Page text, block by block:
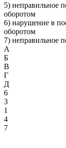
5) неправильное
оборотом
6) нарушение в
оборотом
7) неправильное
А
Б
В
Г
Д
6
3
1
4
7